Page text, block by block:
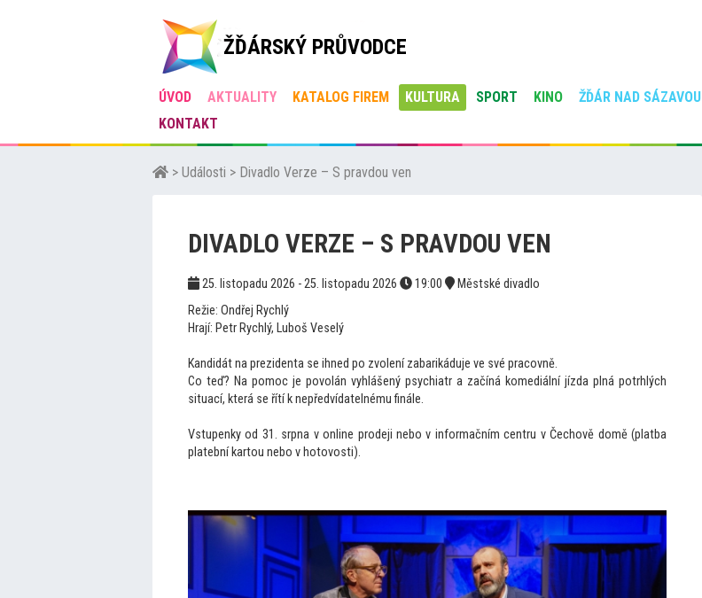
ŽĎÁRSKÝ PRŮVODCE
ÚVOD AKTUALITY KATALOG FIREM KULTURA SPORT KINO ŽĎÁR NAD SÁZAVOU
KONTAKT
> Události > Divadlo Verze – S pravdou ven
DIVADLO VERZE – S PRAVDOU VEN
25. listopadu 2026 - 25. listopadu 2026 19:00
Městské divadlo
Režie: Ondřej Rychlý
Hrají: Petr Rychlý, Luboš Veselý
Kandidát na prezidenta se ihned po zvolení zabarikáduje ve své pracovně.
Co teď? Na pomoc je povolán vyhlášený psychiatr a začíná komediální jízda plná potrhlých
situací, která se řítí k nepředvídatelnému finále.
Vstupenky od 31. srpna v online prodeji nebo v informačním centru v Čechově domě (platba
platební kartou nebo v hotovosti).